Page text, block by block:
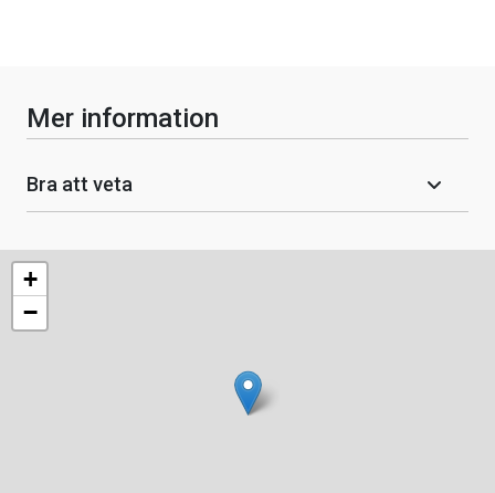
Mer information
Bra att veta
+
−